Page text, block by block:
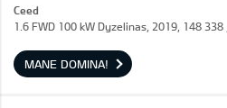
Ceed
1.6 FWD 100 kW Dyzelinas, 2019, 148
MANE DOMINA!